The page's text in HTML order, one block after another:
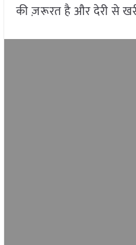
की ज़रूरत है और देरी से